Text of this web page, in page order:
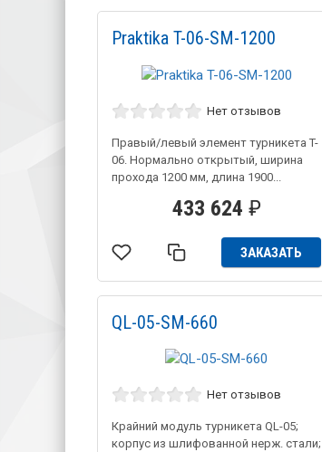
Praktika T-06-SM-1200
Нет отзывов
Правый/левый элемент турникета T-
06. Нормально открытый, ширина
прохода 1200 мм, длина 1900...
433 624 ₽
ЗАКАЗАТЬ
QL-05-SM-660
Нет отзывов
Крайний модуль турникета QL-05;
корпус из шлифованной нерж. стали;